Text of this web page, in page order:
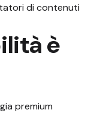
di contenuti
è
premium